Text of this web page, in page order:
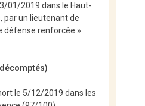
01/2019 dans le Haut-
par un lieutenant de
défense renforcée ».
le 5/12/2019 dans les